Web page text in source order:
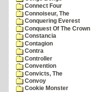
Connect Four
Connoiseur, The
Conquering Everest
Conquest Of The Crown
Constancia
Contagion
Contra
Controller
Convention
Convicts, The
Convoy
Cookie Monster